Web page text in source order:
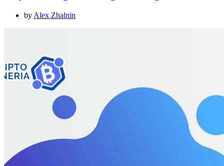
by Alex Zhalnin